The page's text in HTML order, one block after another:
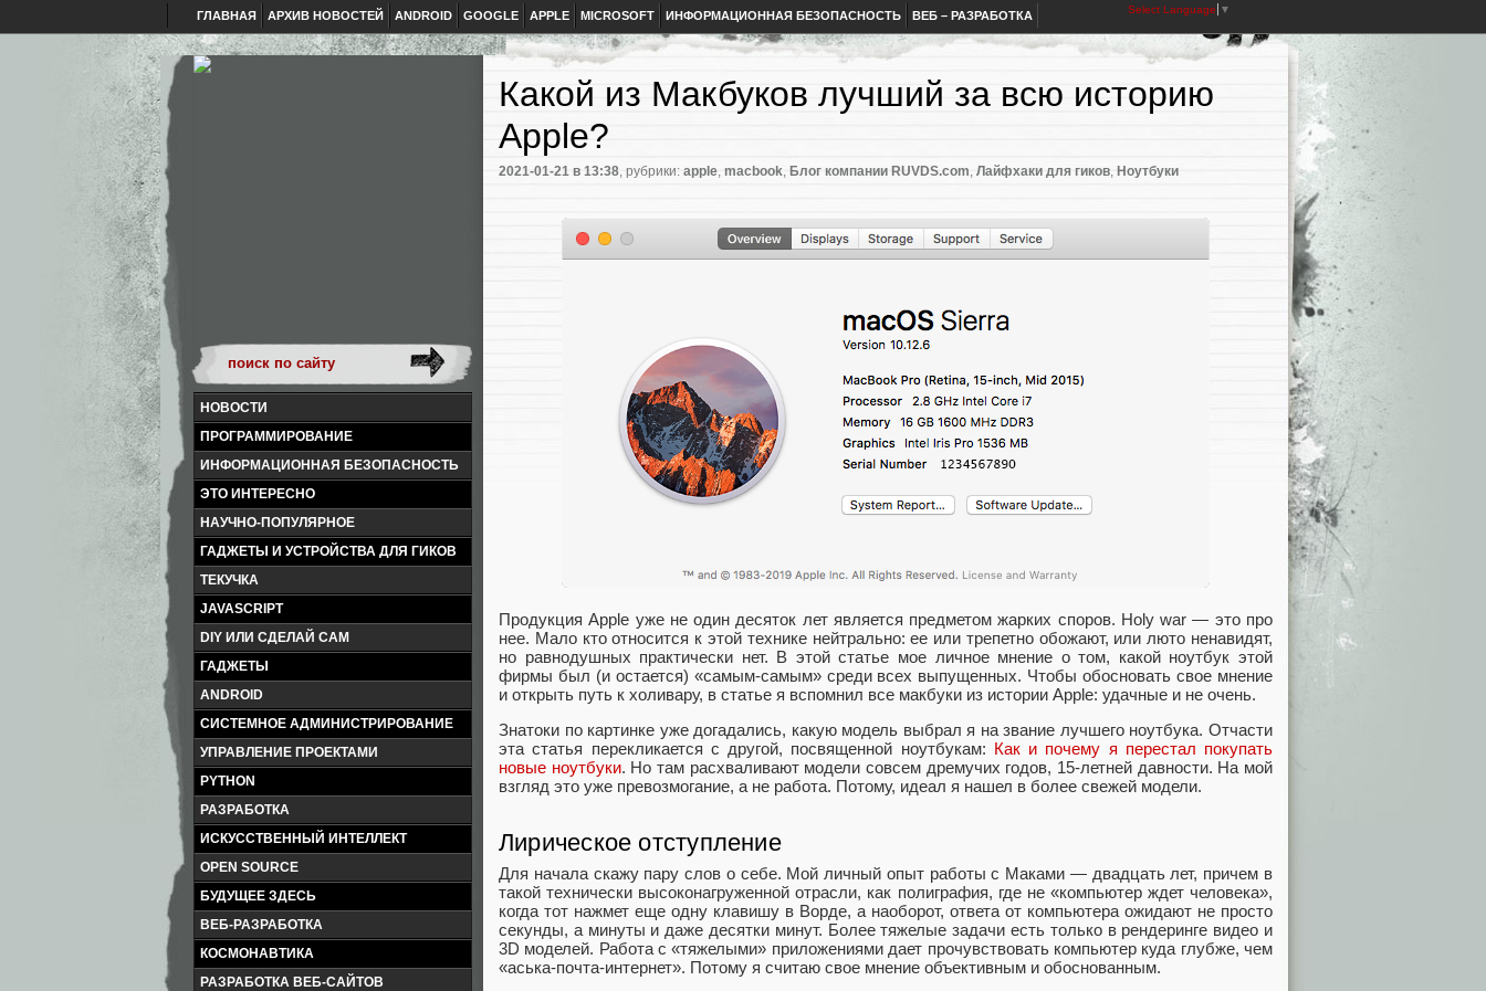
ГЛАВНАЯ АРХИВ НОВОСТЕЙ ANDROID GOOGLE APPLE MICROSOFT ИНФОРМАЦИОННАЯ БЕЗОПАСНОСТЬ ВЕБ – РАЗРАБОТКА Select Language ▼
НОВОСТИ
ПРОГРАММИРОВАНИЕ
ИНФОРМАЦИОННАЯ БЕЗОПАСНОСТЬ
ЭТО ИНТЕРЕСНО
НАУЧНО-ПОПУЛЯРНОЕ
ГАДЖЕТЫ И УСТРОЙСТВА ДЛЯ ГИКОВ
ТЕКУЧКА
JAVASCRIPT
DIY ИЛИ СДЕЛАЙ САМ
ГАДЖЕТЫ
ANDROID
СИСТЕМНОЕ АДМИНИСТРИРОВАНИЕ
УПРАВЛЕНИЕ ПРОЕКТАМИ
PYTHON
РАЗРАБОТКА
ИСКУССТВЕННЫЙ ИНТЕЛЛЕКТ
OPEN SOURCE
БУДУЩЕЕ ЗДЕСЬ
ВЕБ-РАЗРАБОТКА
КОСМОНАВТИКА
РАЗРАБОТКА ВЕБ-САЙТОВ
Какой из Макбуков лучший за всю историю
Apple?
2021-01-21 в 13:38, рубрики: apple, macbook, Блог компании RUVDS.com, Лайфхаки для гиков, Ноутбуки
Продукция Apple уже не один десяток лет является предметом жарких споров. Holy war — это про
нее. Мало кто относится к этой технике нейтрально: ее или трепетно обожают, или люто ненавидят,
но равнодушных практически нет. В этой статье мое личное мнение о том, какой ноутбук этой
фирмы был (и остается) «самым-самым» среди всех выпущенных. Чтобы обосновать свое мнение
и открыть путь к холивару, в статье я вспомнил все макбуки из истории Apple: удачные и не очень.
Знатоки по картинке уже догадались, какую модель выбрал я на звание лучшего ноутбука. Отчасти
эта статья перекликается с другой, посвященной ноутбукам: Как и почему я перестал покупать
новые ноутбуки. Но там расхваливают модели совсем дремучих годов, 15-летней давности. На мой
взгляд это уже превозмогание, а не работа. Потому, идеал я нашел в более свежей модели.
Лирическое отступление
Для начала скажу пару слов о себе. Мой личный опыт работы с Маками — двадцать лет, причем в
такой технически высоконагруженной отрасли, как полиграфия, где не «компьютер ждет человека»,
когда тот нажмет еще одну клавишу в Ворде, а наоборот, ответа от компьютера ожидают не просто
секунды, а минуты и даже десятки минут. Более тяжелые задачи есть только в рендеринге видео и
3D моделей. Работа с «тяжелыми» приложениями дает прочувствовать компьютер куда глубже, чем
«аська-почта-интернет». Потому я считаю свое мнение объективным и обоснованным.